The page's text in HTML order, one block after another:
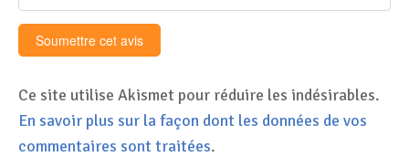
Ce site utilise Akismet pour réduire les indésirables.
En savoir plus sur la façon dont les données de vos
commentaires sont traitées.